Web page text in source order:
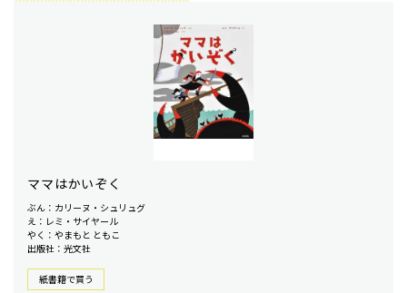
ママはかいぞく
ぶん：カリーヌ・シュリュグ
え：レミ・サイヤール
やく：やまもと ともこ
出版社：光文社
紙書籍で買う